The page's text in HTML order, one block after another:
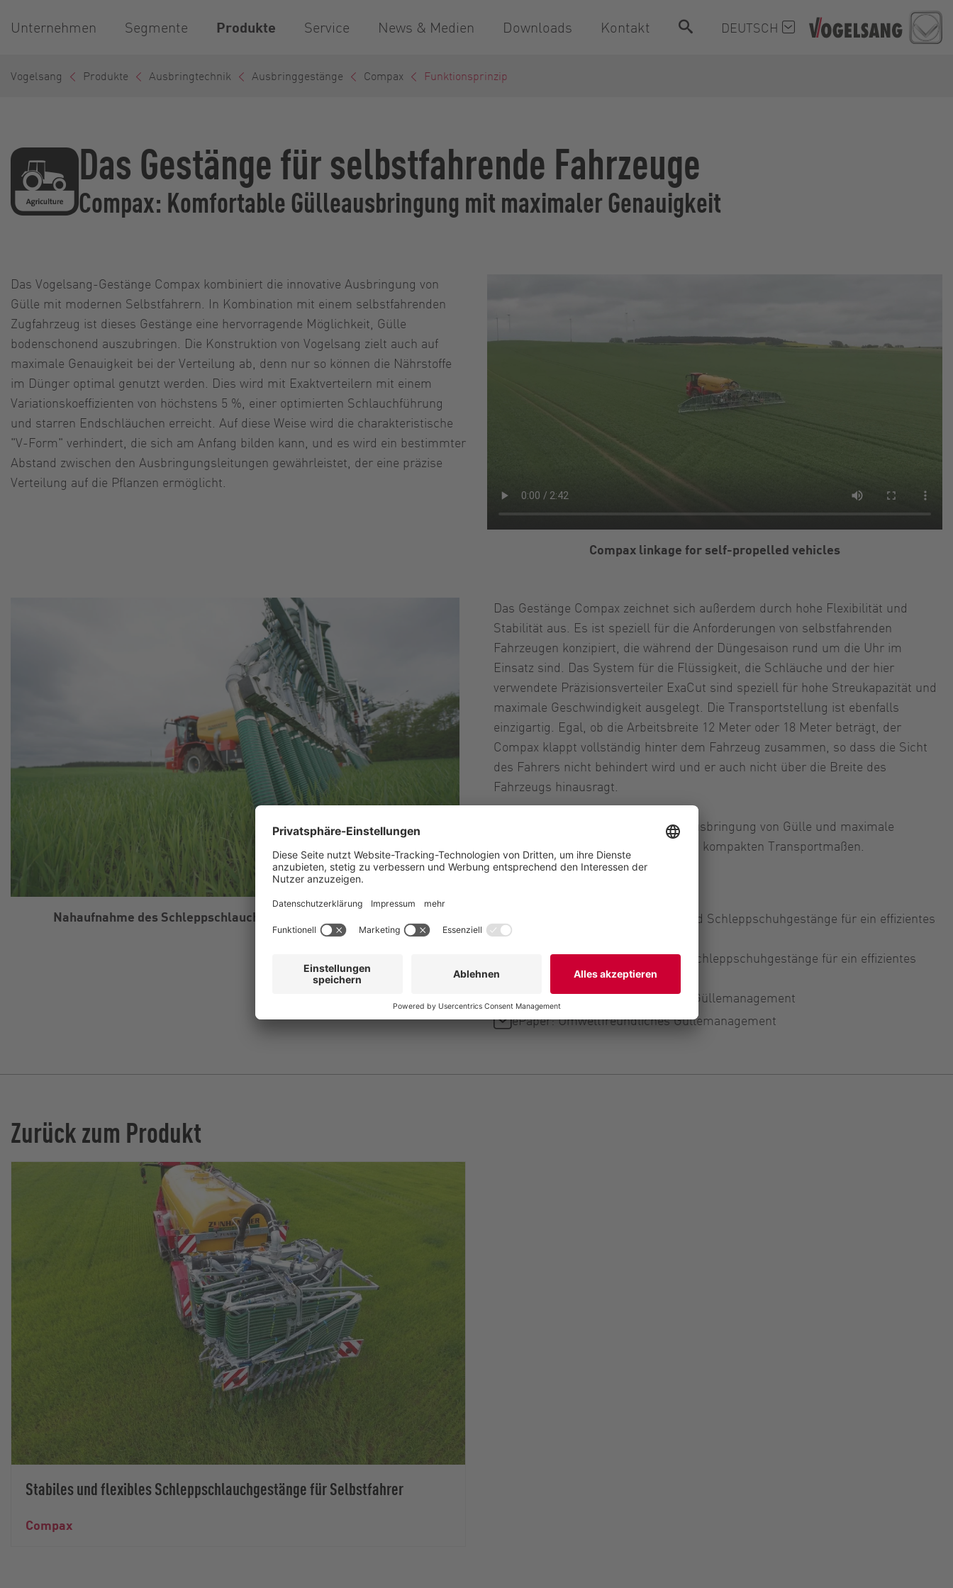
Unternehmen Segmente Produkte Service News & Medien Downloads Kontakt DEUTSCH
Vogelsang Produkte Ausbringtechnik Ausbringgestänge Compax Funktionsprinzip
Das Gestänge für selbstfahrende Fahrzeuge
Compax: Komfortable Gülleausbringung mit maximaler Genauigkeit
Das Vogelsang-Gestänge Compax kombiniert die innovative Ausbringung von
Gülle mit modernen Selbstfahrern. In Kombination mit einem selbstfahrenden
Zugfahrzeug ist dieses Gestänge eine hervorragende Möglichkeit, Gülle
bodenschonend auszubringen. Die Konstruktion von Vogelsang zielt auch auf
maximale Genauigkeit bei der Verteilung ab, denn nur so können die Nährstoffe
im Dünger optimal genutzt werden. Dies wird mit Exaktverteilern mit einem
Variationskoeffizienten von höchstens 5 %, einer optimierten Schlauchführung
und starren Endschläuchen erreicht. Auf diese Weise wird die charakteristische
"V-Form" verhindert, die sich am Anfang bilden kann, und es wird ein bestimmter
Abstand zwischen den Ausbringungsleitungen gewährleistet, der eine präzise
Verteilung auf die Pflanzen ermöglicht.
Compax linkage for self-propelled vehicles
Nahaufnahme des Schleppschlauchgestänge-Systems Compax
Das Gestänge Compax zeichnet sich außerdem durch hohe Flexibilität und
Stabilität aus. Es ist speziell für die Anforderungen von selbstfahrenden
Fahrzeugen konzipiert, die während der Düngesaison rund um die Uhr im
Einsatz sind. Das System für die Flüssigkeit, die Schläuche und der hier
verwendete Präzisionsverteiler ExaCut sind speziell für hohe Streukapazität und
maximale Geschwindigkeit ausgelegt. Die Transportstellung ist ebenfalls
einzigartig. Egal, ob die Arbeitsbreite 12 Meter oder 18 Meter beträgt, der
Compax klappt vollständig hinter dem Fahrzeug zusammen, so dass die Sicht
des Fahrers nicht behindert wird und er auch nicht über die Breite des
Fahrzeugs hinausragt.
Das Compax-Hubwerk - effiziente Ausbringung von Gülle und maximale
Effizienz bei großer Arbeitsbreite und kompakten Transportmaßen.
Broschüre: Schleppschlauch- und Schleppschuhgestänge für ein effizientes
ePaper: Schleppschlauch- und Schleppschuhgestänge für ein effizientes
Güllemanagement
Broschüre: Umweltfreundliches Güllemanagement
ePaper: Umweltfreundliches Güllemanagement
Zurück zum Produkt
Stabiles und flexibles Schleppschlauchgestänge für Selbstfahrer
Compax